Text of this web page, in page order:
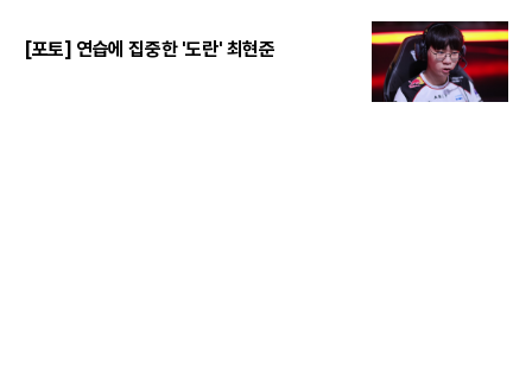
[포토] 연습에 집중한 '도란' 최현준